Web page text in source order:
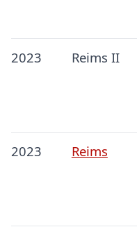
2023 Reims II
2023 Reims